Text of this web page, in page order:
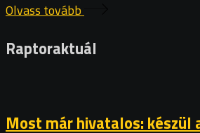
Olvass tovább
Raptoraktuál
Most már hivatalos: készül